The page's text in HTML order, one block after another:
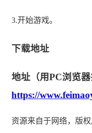
3.开始游戏。
下载地址
地址（用PC浏览器
https://
资源来自于网络，版